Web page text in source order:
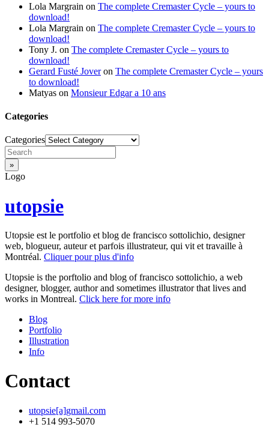
Lola Margrain on The complete Cremaster Cycle – yours to
download!
Lola Margrain on The complete Cremaster Cycle – yours to
download!
Tony J. on The complete Cremaster Cycle – yours to
download!
Gerard Fusté Joveron The complete Cremaster Cycle – yours
to download!
Matyas on Monsieur Edgar a 10 ans
Categories
Categories
Logo
utopsie
Utopsie est le portfolio et blog de francisco sottolichio, designer
web, blogueur, auteur et parfois illustrateur, qui vit et travaille à
Montréal. Cliquer pour plus d'info
Utopsie is the porftolio and blog of francisco sottolichio, a web
designer, blogger, author and sometimes illustrator that lives and
works in Montreal. Click here for more info
Blog
Portfolio
Illustration
Info
Contact
utopsie[a]gmail.com
+1 514 993-5070